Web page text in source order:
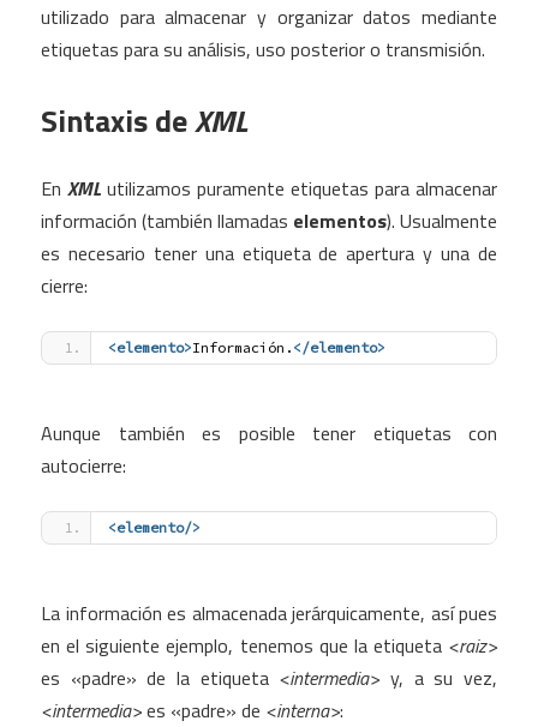
utilizado para almacenar y organizar datos mediante
etiquetas para su análisis, uso posterior o transmisión.
Sintaxis deXML
En XML utilizamos puramente etiquetas para almacenar
información (también llamadas elementos). Usualmente
es necesario tener una etiqueta de apertura y una de
cierre:
<elemento>Información. </elemento>
Aunque también es posible tener etiquetas con
autocierre:
<elemento/>
La información es almacenada jerárquicamente, así pues
en el siguiente ejemplo, tenemos que la etiqueta <raiz>
es «padre» de la etiqueta <intermedia> y, a su vez,
<intermedia>es «padre» de <interna>: